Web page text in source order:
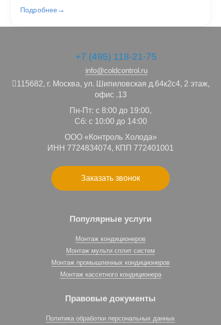
Подробнее
+7 (495) 118-21-75
info@coldcontrol.ru
115682, г. Москва, ул. Шипиловская д.64к2с4, 2 этаж,
офис .13
Пн-Пт: с 8:00 до 19:00,
Сб: с 10:00 до 14:00
ООО «Контроль Холода»
ИНН 7724834074, КПП 772401001
Заказать звонок
Популярные услуги
Монтаж кондиционеров
Монтаж мульти сплит систем
Монтаж промышленных кондиционеров
Монтаж кассетного кондиционера
Правовые документы
Политика обработки персональных данных